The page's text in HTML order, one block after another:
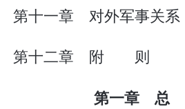
第十一章 对外军事关系
第十二章 附 则
第一章